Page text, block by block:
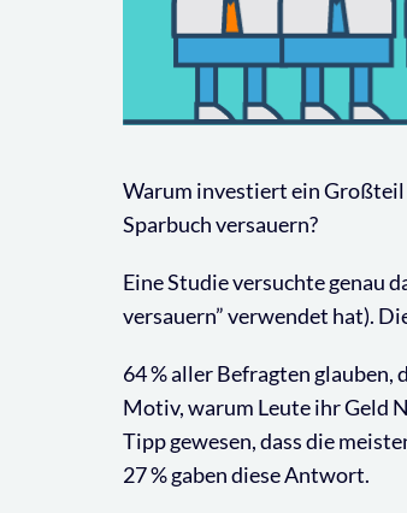
Warum investiert ein Großteil
Sparbuch versauern?
Eine Studie versuchte genau
versauern” verwendet hat).
64 % aller Befragten glauben,
Motiv, warum Leute ihr Geld
Tipp gewesen, dass die
27 % gaben diese Antwort.